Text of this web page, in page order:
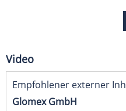
Video
Empfohlener externer
Glomex GmbH